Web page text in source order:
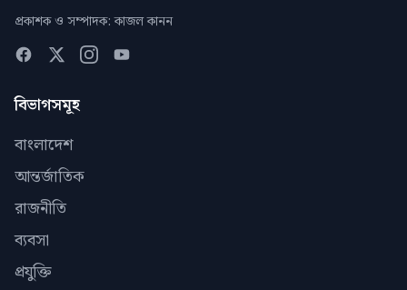
প্রকাশক ও সম্পাদক: কাজল কানন
বিভাগসমূহ
বাংলাদেশ
আন্তর্জাতিক
রাজনীতি
ব্যবসা
প্রযুক্তি